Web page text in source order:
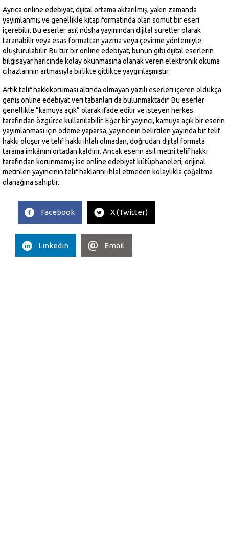
Ayrıca online edebiyat, dijital ortama aktarılmış, yakın zamanda
yayımlanmış ve genellikle kitap formatında olan somut bir eseri
içerebilir. Bu eserler asıl nüsha yayınından dijital suretler olarak
taranabilir veya esas formattan yazma veya çevirme yöntemiyle
oluşturulabilir. Bu tür bir online edebiyat, bunun gibi dijital eserlerin
bilgisayar haricinde kolay okunmasına olanak veren elektronik okuma
cihazlarının artmasıyla birlikte gittikçe yaygınlaşmıştır.
Artık telif hakkıkoruması altında olmayan yazılı eserleri içeren oldukça
geniş online edebiyat veri tabanları da bulunmaktadır. Bu eserler
genellikle “kamuya açık” olarak ifade edilir ve isteyen herkes
tarafından özgürce kullanılabilir. Eğer bir yayıncı, kamuya açık bir eserin
yayımlanması için ödeme yaparsa, yayıncının belirtilen yayında bir telif
hakkı oluşur ve telif hakkı ihlali olmadan, doğrudan dijital formata
tarama imkânını ortadan kaldırır. Ancak eserin asıl metni telif hakkı
tarafından korunmamış ise online edebiyat kütüphaneleri, orijinal
metinleri yayıncının telif haklarını ihlal etmeden kolaylıkla çoğaltma
olanağına sahiptir.
Facebook X (Twitter)
Linkedin Email